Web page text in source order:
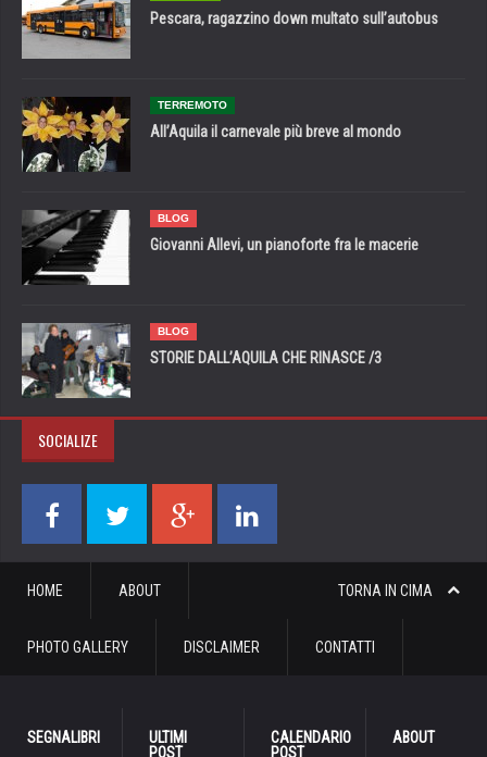
Pescara, ragazzino down multato sull’autobus
TERREMOTO
All’Aquila il carnevale più breve al mondo
BLOG
Giovanni Allevi, un pianoforte fra le macerie
BLOG
STORIE DALL’AQUILA CHE RINASCE /3
SOCIALIZE
TORNA IN CIMA
HOME ABOUT
PHOTO GALLERY DISCLAIMER CONTATTI
SEGNALIBRI
ULTIMI
POST
CALENDARIO
POST
ABOUT